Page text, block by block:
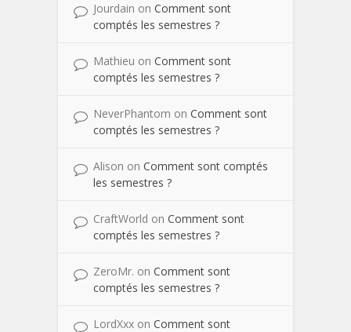
Jourdain on Comment sont
comptés les semestres ?
Mathieu on Comment sont
comptés les semestres ?
NeverPhantom on Comment sont
comptés les semestres ?
Alison on Comment sont comptés
les semestres ?
CraftWorld on Comment sont
comptés les semestres ?
ZeroMr. on Comment sont
comptés les semestres ?
LordXxx on Comment sont